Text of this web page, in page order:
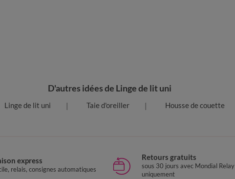
D'autres idées de Linge de lit uni
Linge de lit uni Taie d'oreiller Housse de couette
express
relais, consignes automatiques
Retours gratuits
sous 30 jours avec Mondial Relay
uniquement